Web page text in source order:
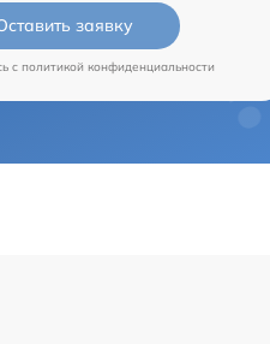
заявку
c политикой конфиденциальности